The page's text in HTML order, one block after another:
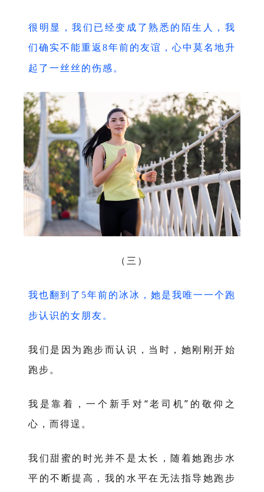
很明显，我们已经变成了熟悉的陌生人，我
们确实不能重返 8年前的友谊，心中莫名地升
起了一丝丝的伤感。
（三）
我也翻到了 5年前的冰冰，她是我唯一一个跑
步认识的女朋友。
我们是因为跑步而认识，当时，她刚刚开始
跑步。
我是靠着，一个新手对“老司机”的敬仰之
心，而得逞。
我们甜蜜的时光并不是太长，随着她跑步水
平的不断提高，我的水平在无法指导她跑步